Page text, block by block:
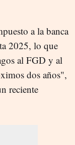
a la banca
2025, lo que
al FGD y al
dos años",
reciente